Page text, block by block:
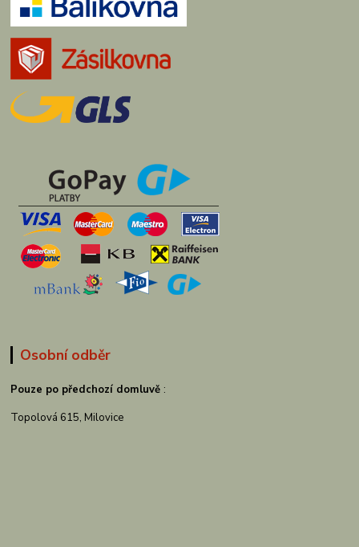
Osobní odběr
Pouze po předchozí domluvě :
Topolová 615, Milovice